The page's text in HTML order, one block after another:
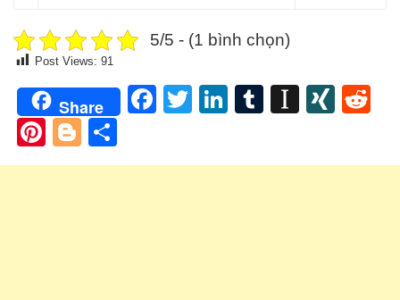
5/5 - (1 bình chọn)
Post Views: 91
Share Facebook
TwitterLinkedIn
Tumblr
Pinterest
Blogger